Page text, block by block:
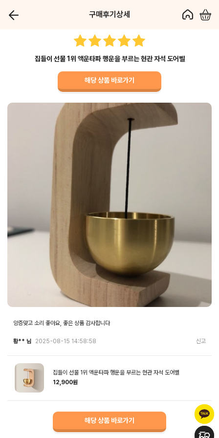
구매후기상세
집들이 선물 1위 액운타파 행운을 부르는 현관 자석 도어벨
해당 상품 바로가기
앙증맞고 소리 좋아요, 좋은 상품 감사합니다
황** 님 2025-08-15 14:58:58 신고
집들이 선물 1위 액운타파 행운을 부르는 현관 자석 도어벨
12,900원
해당 상품 바로가기